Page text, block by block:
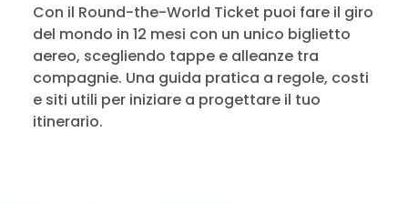
Con il Round-the-World Ticket puoi fare il giro
del mondo in 12 mesi con un unico biglietto
aereo, scegliendo tappe e alleanze tra
compagnie. Una guida pratica a regole, costi
e siti utili per iniziare a progettare il tuo
itinerario.